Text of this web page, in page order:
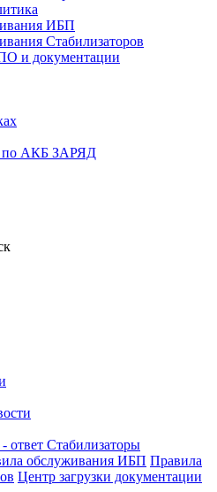
ИБП
Стабилизаторов
и документации
по АКБ ЗАРЯД
ответ Стабилизаторы
обслуживания ИБП Правила
Центр загрузки документации